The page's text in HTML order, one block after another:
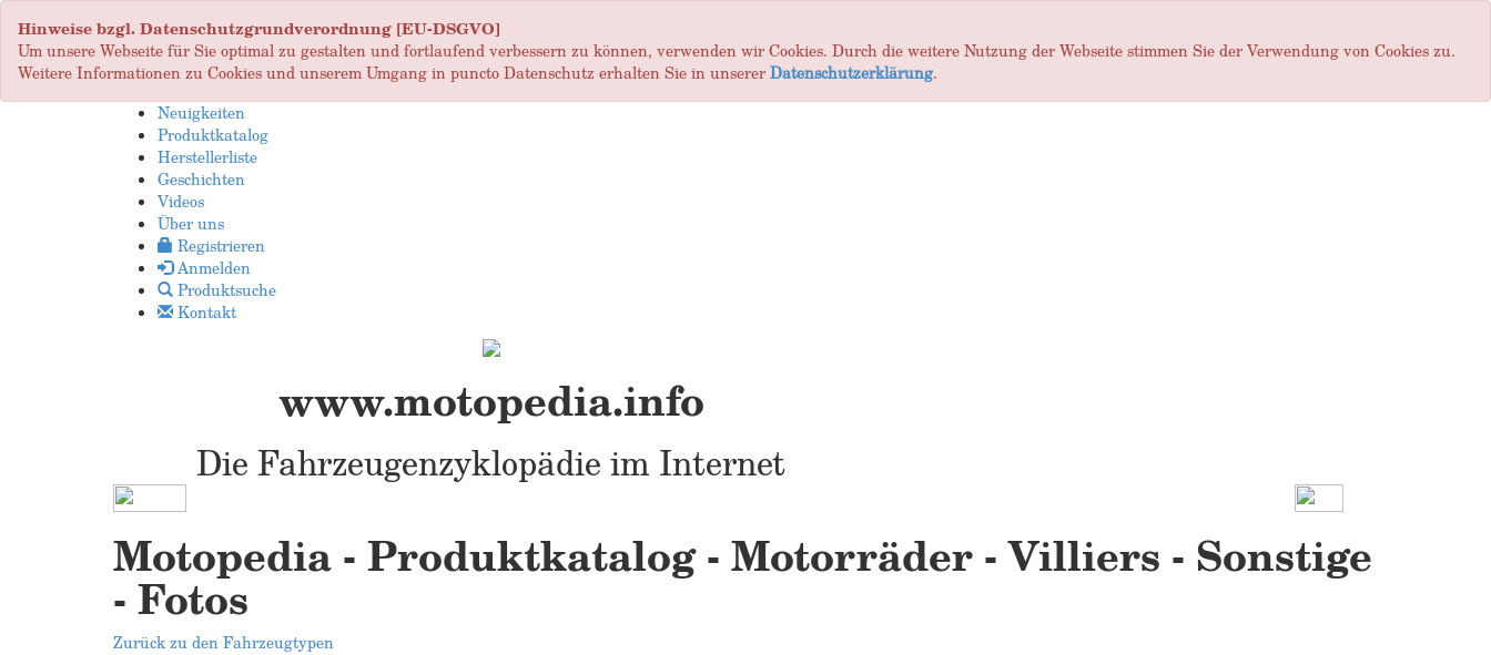
Hinweise bzgl. Datenschutzgrundverordnung [EU-DSGVO]
Um unsere Webseite für Sie optimal zu gestalten und fortlaufend verbessern zu können, verwenden wir Cookies. Durch die weitere Nutzung der Webseite stimmen Sie der Verwendung von Cookies zu.
Weitere Informationen zu Cookies und unserem Umgang in puncto Datenschutz erhalten Sie in unsererDatenschutzerklärung.
Neuigkeiten
Produktkatalog
Herstellerliste
Geschichten
Videos
Über uns
Registrieren
Anmelden
Produktsuche
Kontakt
www.motopedia.info
Die Fahrzeugenzyklopädie im Internet
Motopedia - Produktkatalog - Motorräder - Villiers - Sonstige
- Fotos
Zurück zu den Fahrzeugtypen